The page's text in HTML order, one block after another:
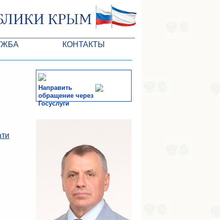
КОНТАКТЫ
Направить
обращение через
Госуслуги